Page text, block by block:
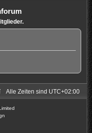
Alle Zeiten sind UTC+02:00